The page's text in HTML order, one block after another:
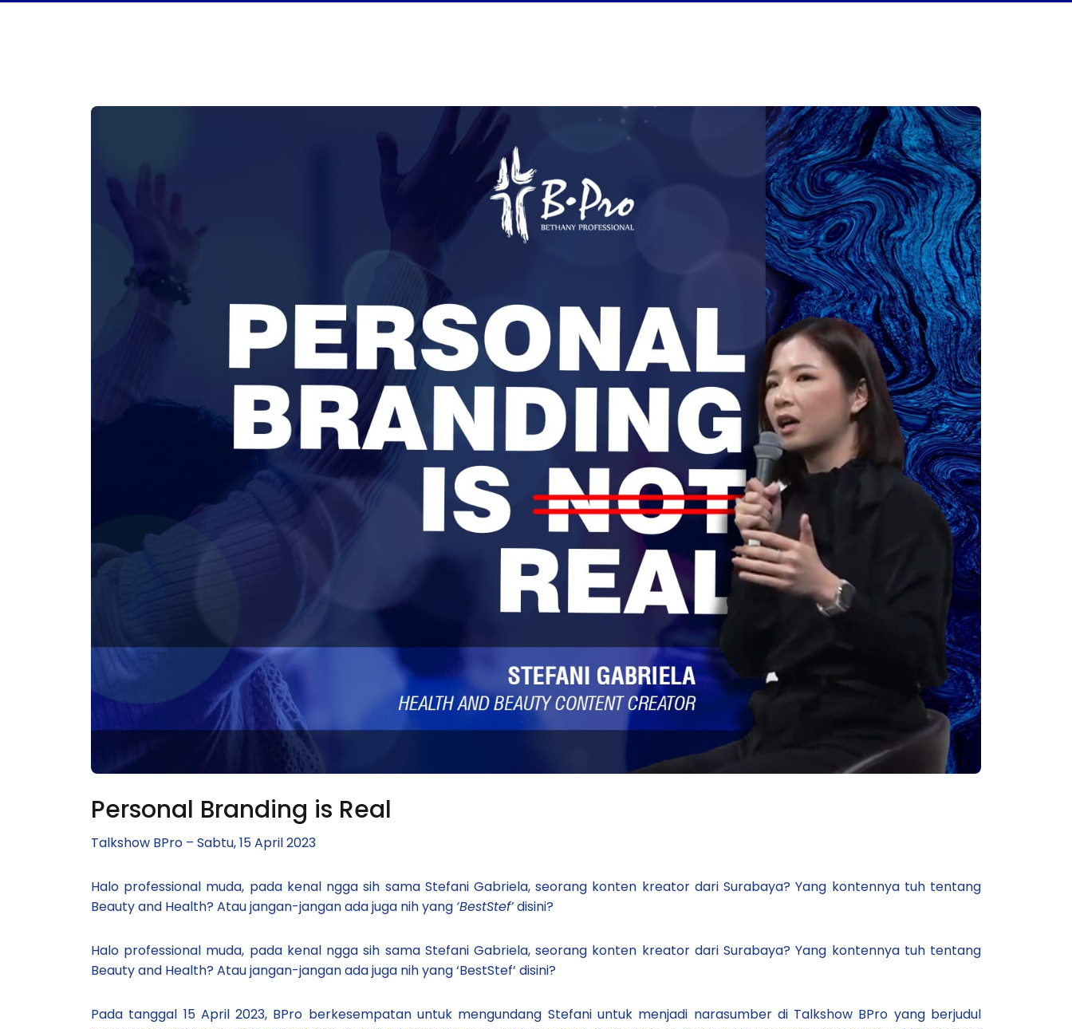
Personal Branding is Real
Talkshow BPro – Sabtu, 15 April 2023
Halo professional muda, pada kenal ngga sih sama Stefani Gabriela, seorang konten kreator dari Surabaya? Yang kontennya tuh tentang
Beauty and Health? Atau jangan-jangan ada juga nih yang ‘BestStef’disini?
Halo professional muda, pada kenal ngga sih sama Stefani Gabriela, seorang konten kreator dari Surabaya? Yang kontennya tuh tentang
Beauty and Health? Atau jangan-jangan ada juga nih yang ‘BestStef’ disini?
Pada tanggal 15 April 2023, BPro berkesempatan untuk mengundang Stefani untuk menjadi narasumber di Talkshow BPro yang berjudul